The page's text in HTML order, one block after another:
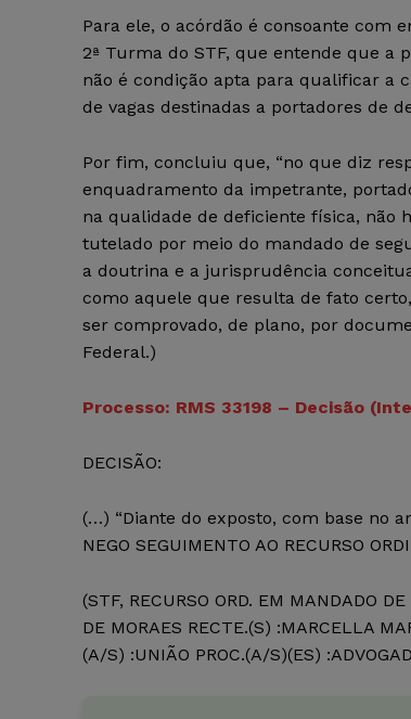
Para ele, o acórdão é consoante com
2ª Turma do STF, que entende que a
não é condição apta para qualificar a
de vagas destinadas a portadores de
Por fim, concluiu que, “no que diz
enquadramento da impetrante,
na qualidade de deficiente física, não
tutelado por meio do mandado de
a doutrina e a jurisprudência
como aquele que resulta de fato
ser comprovado, de plano, por
Federal.)
Processo: RMS 33198 – Decisão
DECISÃO:
(…) “Diante do exposto, com base no
NEGO SEGUIMENTO AO RECURSO
(STF, RECURSO ORD. EM MANDADO
DE MORAES RECTE.(S) :MARCELLA
(A/S) :UNIÃO PROC.(A/S)(ES)